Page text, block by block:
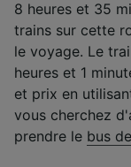
8 heures et 35
trains sur cette
le voyage. Le
heures et 1
et prix en
vous cherchez
prendre le bus